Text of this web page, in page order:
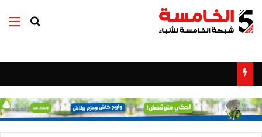
بحث عن